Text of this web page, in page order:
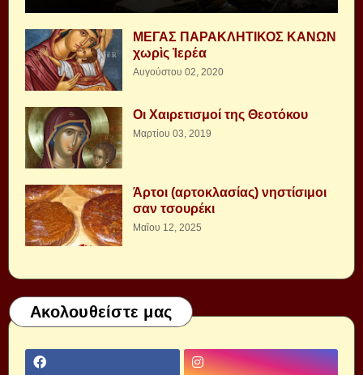
ΜΕΓΑΣ ΠΑΡΑΚΛΗΤΙΚΟΣ ΚΑΝΩΝ
χωρὶς Ἱερέα
Αυγούστου 02, 2020
Οι Χαιρετισμοί της Θεοτόκου
Μαρτίου 03, 2019
Άρτοι (αρτοκλασίας) νηστίσιμοι
σαν τσουρέκι
Μαΐου 12, 2025
Ακολουθείστε μας